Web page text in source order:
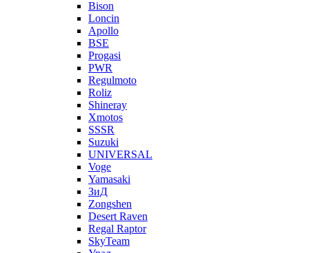
Bison
Loncin
Apollo
BSE
Progasi
PWR
Regulmoto
Roliz
Shineray
Xmotos
SSSR
Suzuki
UNIVERSAL
Voge
Yamasaki
ЗиД
Zongshen
Desert Raven
Regal Raptor
SkyTeam